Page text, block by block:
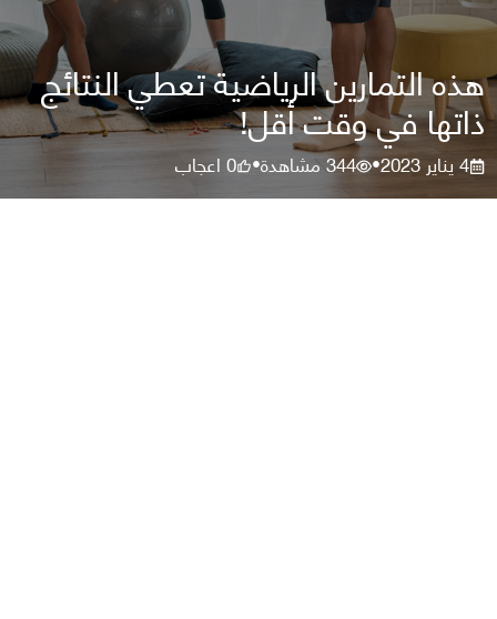
هذه التمارين الرياضية تعطي النتائج
ذاتها في وقت أقل!
4 يناير 2023 •
344مشاهدة•
0اعجاب